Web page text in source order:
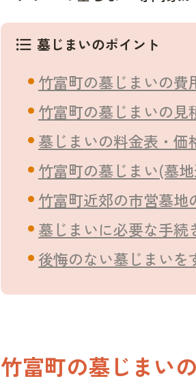
format_list_bulleted 墓じまいのポイント
竹富町の墓じまいの費
竹富町の墓じまいの見
墓じまいの料金表・価
竹富町の墓じまい(墓
竹富町近郊の市営墓地
墓じまいに必要な手続
後悔のない墓じまい
竹富町の墓じまい